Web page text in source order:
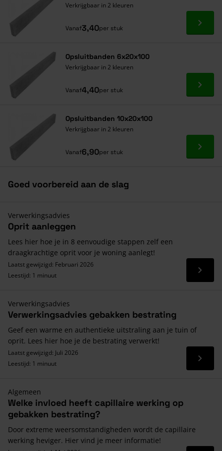
Verkrijgbaar in 2 kleuren
Vanaf3,40per stuk Ga
Opsluitbanden 6x20x100
Verkrijgbaar in 2 kleuren
Vanaf4,40per stuk Ga
Opsluitbanden 10x20x100
Verkrijgbaar in 2 kleuren
Vanaf6,90per stuk Ga
Goed voorbereid aan de slag
Verwerkingsadvies
Oprit aanleggen
Lees hier hoe je in 8 eenvoudige stappen zelf een
draagkrachtige oprit voor je woning aanlegt!
Laatst gewijzigd: Februari 2026
Leestijd: 1 minuut
Lees
Verwerkingsadvies
Verwerkingsadvies gebakken bestrating
Geef een warme en authentieke uitstraling aan je tuin of
oprit. Lees hier hoe je de bestrating verwerkt!
Laatst gewijzigd: Juli 2026
Leestijd: 1 minuut
Lees
Algemeen
Welke invloed heeft capillaire werking op
gebakken bestrating?
Door extreme weersomstandigheden wordt de capillaire
werking heviger. Hier vind je meer informatie!